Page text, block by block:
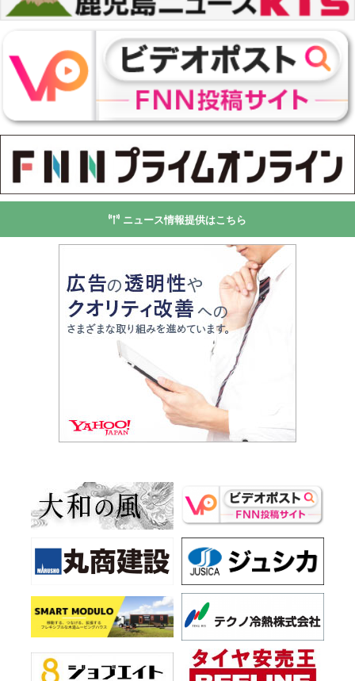
ニュース情報提供はこちら